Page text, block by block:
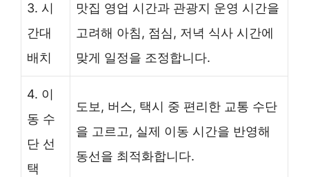
3. 시
간대
배치
맛집 영업 시간과 관광지 운영 시간을
고려해 아침, 점심, 저녁 식사 시간에
맞게 일정을 조정합니다.
4. 이
동 수
단 선
택
도보, 버스, 택시 중 편리한 교통 수단
을 고르고, 실제 이동 시간을 반영해
동선을 최적화합니다.